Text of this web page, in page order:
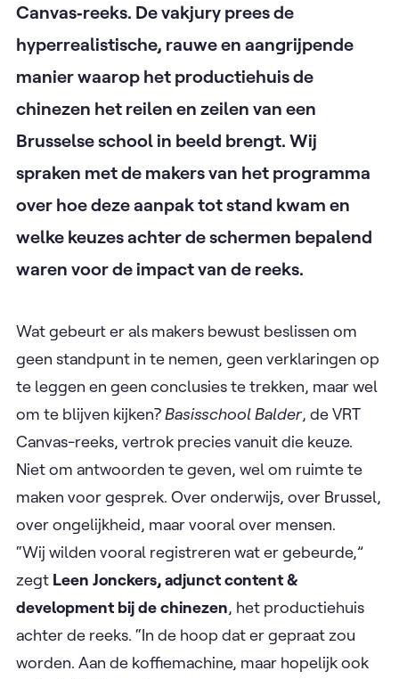
Canvas‑reeks. De vakjury prees de
hyperrealistische, rauwe en aangrijpende
manier waarop het productiehuis de
chinezen het reilen en zeilen van een
Brusselse school in beeld brengt. Wij
spraken met de makers van het programma
over hoe deze aanpak tot stand kwam en
welke keuzes achter de schermen bepalend
waren voor de impact van de reeks.
Wat gebeurt er als makers bewust beslissen om
geen standpunt in te nemen, geen verklaringen op
te leggen en geen conclusies te trekken, maar wel
om te blijven kijken?Basisschool Balder, de VRT
Canvas-reeks, vertrok precies vanuit die keuze.
Niet om antwoorden te geven, wel om ruimte te
maken voor gesprek. Over onderwijs, over Brussel,
over ongelijkheid, maar vooral over mensen.
“Wij wilden vooral registreren wat er gebeurde,”
zegt Leen Jonckers, adjunct content &
development bij de chinezen, het productiehuis
achter de reeks. “In de hoop dat er gepraat zou
worden. Aan de koffiemachine, maar hopelijk ook